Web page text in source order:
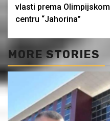
vlasti prema Olimpijskom
centru “Jahorina”
MORE STORIES